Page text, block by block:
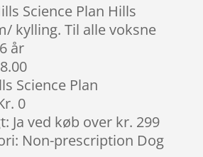
Science Plan Hills
kylling. Til alle voksne
år
Science Plan
0
Ja ved køb over kr. 299
Non-prescription Dog